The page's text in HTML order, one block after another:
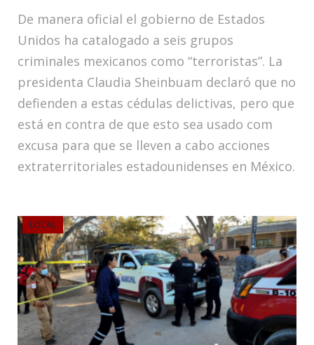
De manera oficial el gobierno de Estados
Unidos ha catalogado a seis grupos
criminales mexicanos como “terroristas”. La
presidenta Claudia Sheinbuam declaró que no
defienden a estas cédulas delictivas, pero que
está en contra de que esto sea usado com
excusa para que se lleven a cabo acciones
extraterritoriales estadounidenses en México.
LOCAL